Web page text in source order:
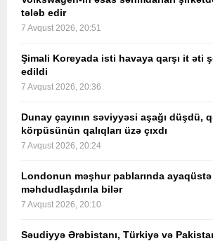
tələb edir
7 Avqust 2026, 20:51
Şimali Koreyada isti havaya qarşı it əti
edildi
7 Avqust 2026, 20:36
Dunay çayının səviyyəsi aşağı düşdü,
körpüsünün qalıqları üzə çıxdı
7 Avqust 2026, 20:24
Londonun məşhur pablarında
məhdudlaşdırıla bilər
7 Avqust 2026, 20:10
Səudiyyə Ərəbistanı, Türkiyə və